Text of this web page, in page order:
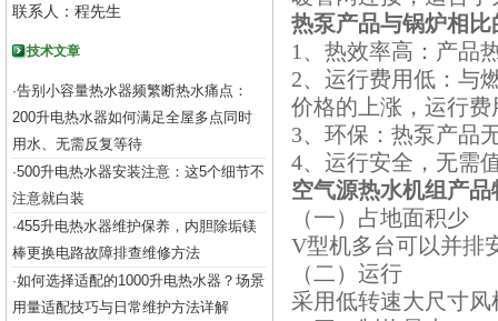
联系人：程先生
技术文章
·告别小容量热水器频繁断热水痛点：
200升电热水器如何满足全屋多点同时
用水、无需反复等待
·500升电热水器安装注意：这5个细节不
注意就白装
·455升电热水器维护保养，内胆除垢镁
棒更换电路故障排查维修方法
·如何选择适配的1000升电热水器？场景
用量适配技巧与日常维护方法详解
热泵产品与锅炉相比
1、热效率高：产品
2、运行费用低：与
价格的上涨，运行
3、环保：热泵产品
4、运行安全，无需
空气源热水机组产品
（一）占地面积少
V型机多台可以并排
（二）运行
采用低转速大尺寸